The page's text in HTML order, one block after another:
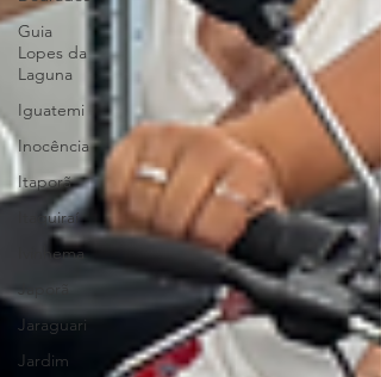
Guia
Lopes da
Laguna
Iguatemi
Inocência
Itaporã
Itaquiraí
Ivinhema
Japorã
Jaraguari
Jardim